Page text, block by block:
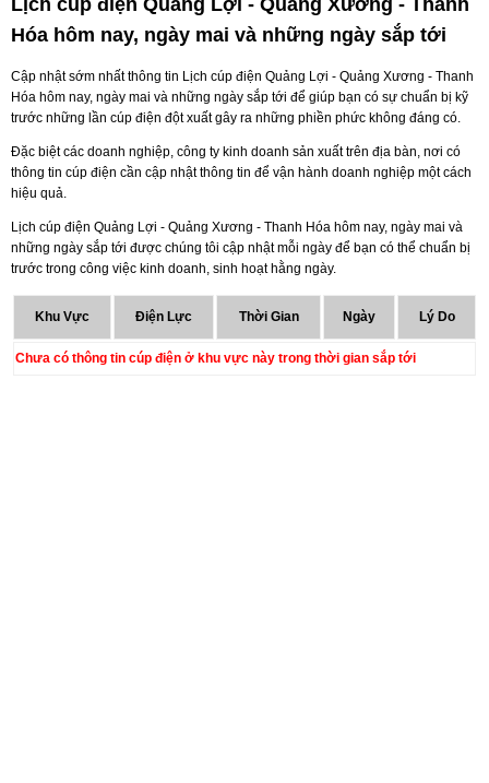
Lịch cúp điện Quảng Lợi - Quảng Xương - Thanh
Hóa hôm nay, ngày mai và những ngày sắp tới
Cập nhật sớm nhất thông tin Lịch cúp điện Quảng Lợi - Quảng Xương - Thanh
Hóa hôm nay, ngày mai và những ngày sắp tới để giúp bạn có sự chuẩn bị kỹ
trước những lần cúp điện đột xuất gây ra những phiền phức không đáng có.
Đặc biệt các doanh nghiệp, công ty kinh doanh sản xuất trên địa bàn, nơi có
thông tin cúp điện cần cập nhật thông tin để vận hành doanh nghiệp một cách
hiệu quả.
Lịch cúp điện Quảng Lợi - Quảng Xương - Thanh Hóa hôm nay, ngày mai và
những ngày sắp tới được chúng tôi cập nhật mỗi ngày để bạn có thể chuẩn bị
trước trong công việc kinh doanh, sinh hoạt hằng ngày.
Khu Vực Điện Lực Thời Gian Ngày Lý Do
Chưa có thông tin cúp điện ở khu vực này trong thời gian sắp tới